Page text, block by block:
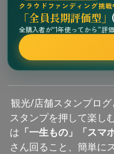
クラウドファンディング挑戦
「全員長期評価型」
全購入者が“1年使ってから”評
観光/店舗スタンプロ
スタンプを押して楽し
は 「一生もの」「スマ
さん回ること、簡単に